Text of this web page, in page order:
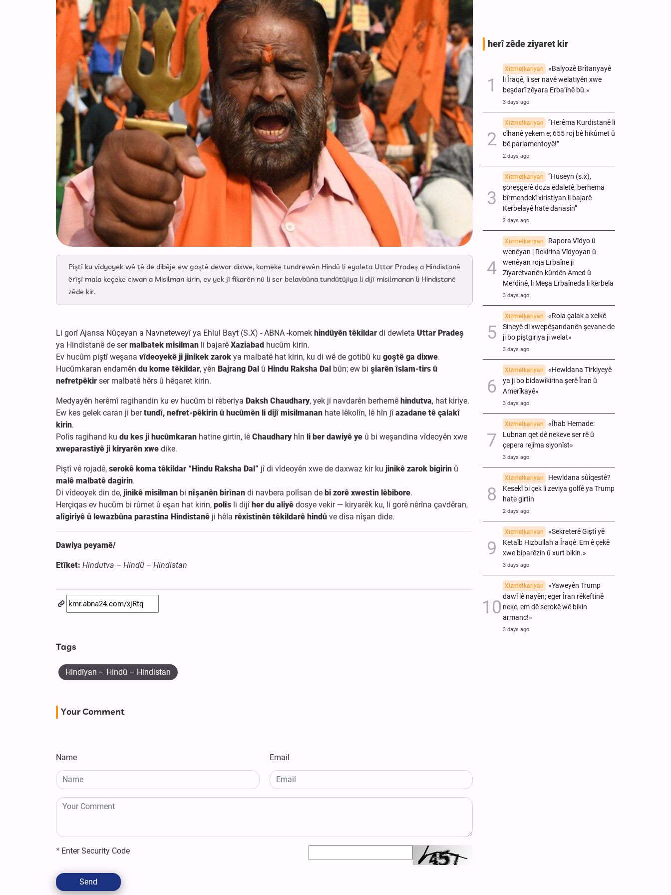
Piştî ku vîdyoyek wê tê de dibêje ew goştê dewar dixwe, komeke tundrewên Hindû li eyaleta Uttar Pradeş a Hindistanê
êrîşî mala keçeke ciwan a Misilman kirin, ev yek jî fikarên nû li ser belavbûna tundûtûjiya li dijî misilmanan li Hindistanê
zêde kir.
Li gorî Ajansa Nûçeyan a Navneteweyî ya Ehlul Bayt (S.X) - ABNA -komek hindûyên têkildar di dewleta Uttar Pradeş
ya Hindistanê de sermalbatek misilman li bajarê Xaziabad hucûm kirin.
Ev hucûm piştî weşana vîdeoyekê ji jinikek zarok ya malbatê hat kirin, ku di wê de gotibû ku goştê ga dixwe.
Hucûmkaran endamên du kome têkildar, yên Bajrang Dal û Hindu Raksha Dal bûn; ew bi şiarên îslam-tirs û
nefretpêkir ser malbatê hêrs û hêqaret kirin.
Medyayên herêmî ragihandin ku ev hucûm bi rêberiya Daksh Chaudhary, yek ji navdarên berhemê hindutva, hat kiriye.
Ew kes gelek caran ji bertundî, nefret-pêkirin û hucûmên li dijî misilmanan hate lêkolîn, lê hîn jî azadane tê çalakî
kirin.
Polîs ragihand ku du kes ji hucûmkaran hatine girtin, lê Chaudharyhîn li ber dawiyê ye û bi weşandina vîdeoyên xwe
xweparastiyê ji kiryarên xwe dike.
Piştî vê rojadê, serokê koma têkildar “Hindu Raksha Dal” jî di vîdeoyên xwe de daxwaz kir ku jinikê zarok bigirin û
malê malbatê dagirin.
Di vîdeoyek din de, jinikê misilman bi nîşanên birînan di navbera polîsan de bi zorê xwestin lêbibore.
Herçiqas ev hucûm bi rûmet û eşan hat kirin, polîs li dijî her du aliyê dosye vekir — kiryarêk ku, li gorê nêrîna çavdêran,
alîgiriyê û lewazbûna parastina Hindistanê ji hêla rêxistinên têkildarê hindû ve dîsa nîşan dide.
Dawiya peyamê/
Etîket: Hindutva – Hindû – Hindistan
Tags
Hindîyan – Hindû – Hindistan
Your Comment
Name Email
* Enter Security Code
Send
herî zêde ziyaret kir
Xizmetkariyan
«Balyozê Brîtanyayê
li Îraqê, li ser navê welatiyên xwe
beşdarî zêyara Erba’înê bû.»
3 days ago
Xizmetkariyan
“Herêma Kurdistanê li
cîhanê yekem e; 655 roj bê hikûmet û
bê parlamentoyê!”
2 days ago
Xizmetkariyan
“Huseyn (s.x),
şoreşgerê doza edaletê; berhema
bîrmendekî xiristiyan li bajarê
Kerbelayê hate danasîn”
2 days ago
Xizmetkariyan
Rapora Vîdyo û
wenêyan | Rekirina Vîdyoyan û
wenêyan roja Erbaîne ji
Zîyaretvanên kûrdên Amed û
Merdînê, li Meşa Erbaîneda li kerbela
3 days ago
Xizmetkariyan
«Rola çalak a xelkê
Sineyê di xwepêşandanên şevane de
ji bo piştgiriya ji welat»
3 days ago
Xizmetkariyan
«Hewldana Tirkiyeyê
ya ji bo bidawîkirina şerê Îran û
Amerîkayê»
3 days ago
Xizmetkariyan
«Îhab Hemade:
Lubnan qet dê nekeve ser rê û
çepera rejîma siyonîst»
3 days ago
Xizmetkariyan
Hewldana sûîqestê?
Kesekî bi çek li zeviya golfê ya Trump
hate girtin
2 days ago
Xizmetkariyan
«Sekreterê Giştî yê
Ketaîb Hizbullah a Îraqê: Em ê çekê
xwe biparêzin û xurt bikin.»
3 days ago
Xizmetkariyan
«Yaweyên Trump
dawî lê nayên; eger Îran rêkeftinê
neke, em dê serokê wê bikin
armanc!»
3 days ago